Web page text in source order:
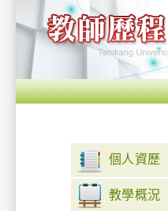
個人資歷
教學概況